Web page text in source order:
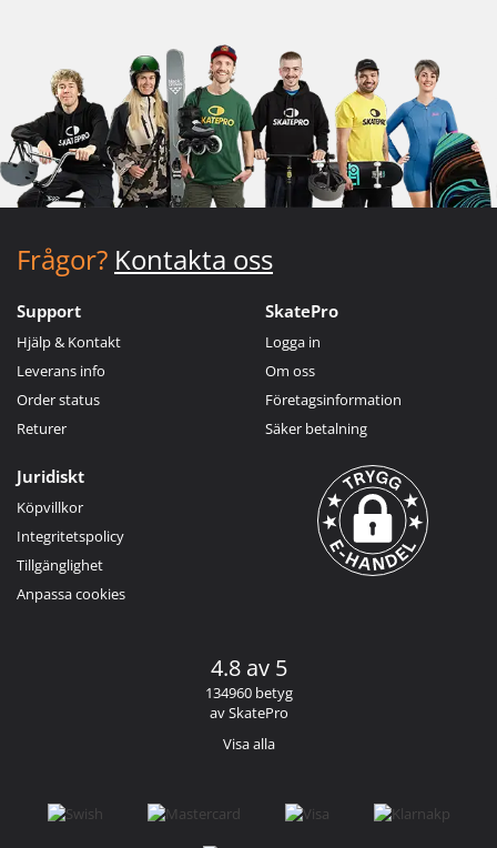
Frågor? Kontakta oss
Support
Hjälp & Kontakt
Leverans info
Order status
Returer
SkatePro
Logga in
Om oss
Företagsinformation
Säker betalning
Juridiskt
Köpvillkor
Integritetspolicy
Tillgänglighet
Anpassa cookies
4.8 av 5
134960 betyg
av SkatePro
Visa alla